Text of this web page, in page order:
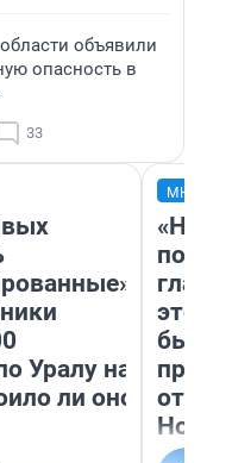
объявили
опасность в
33
Уралу на
ли оно
этого
бьет